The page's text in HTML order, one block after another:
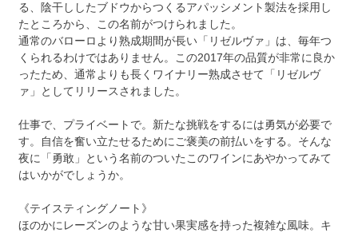
る、陰干ししたブドウからつくるアパッシメント製法を採用し
たところから、この名前がつけられました。
通常のバローロより熟成期間が長い「リゼルヴァ」は、毎年つ
くられるわけではありません。この2017年の品質が非常に良か
ったため、通常よりも長くワイナリー熟成させて「リゼルヴ
ァ」としてリリースされました。
仕事で、プライベートで。新たな挑戦をするには勇気が必要で
す。自信を奮い立たせるためにご褒美の前払いをする。そんな
夜に「勇敢」という名前のついたこのワインにあやかってみて
はいかがでしょうか。
《テイスティングノート》
ほのかにレーズンのような甘い果実感を持った複雑な風味。キ